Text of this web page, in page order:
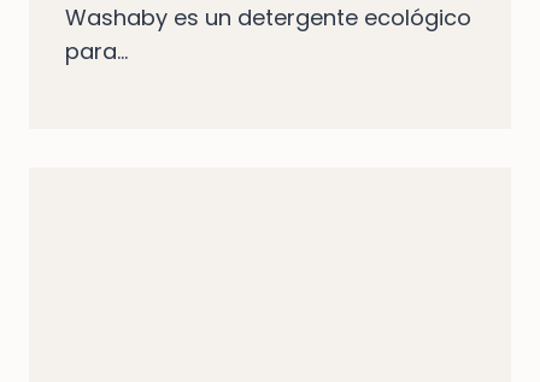
Washaby es un detergente ecológico
para...